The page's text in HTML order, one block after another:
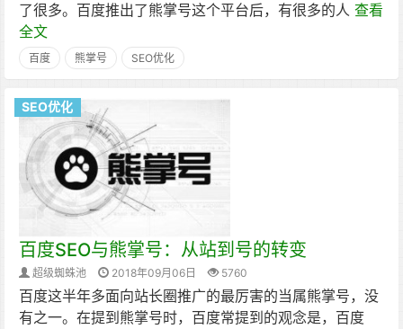
了很多。百度推出了熊掌号这个平台后，有很多的人 查看
全文
百度 熊掌号 SEO优化
SEO优化
百度SEO与熊掌号：从站到号的转变
超级蜘蛛池 2018年09月06日 5760
百度这半年多面向站长圈推广的最厉害的当属熊掌号，没
有之一。在提到熊掌号时，百度常提到的观念是，百度